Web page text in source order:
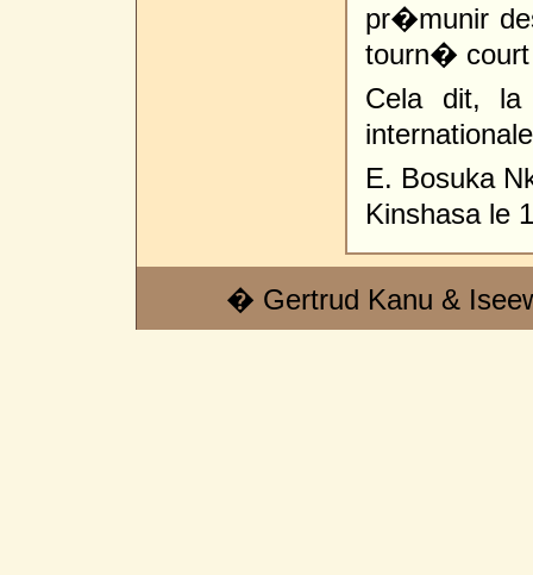
pr�munir
tourn� court
Cela dit,
E. Bosuka
Kinshasa le
� Gertrud Kanu &